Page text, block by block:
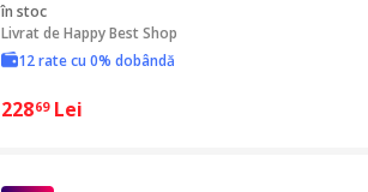
în stoc
Livrat deHappy Best Shop
12 rate cu 0% dobândă
22869 Lei